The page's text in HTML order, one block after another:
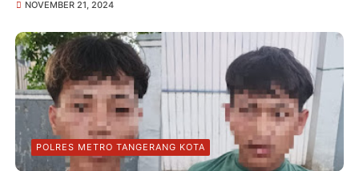
NOVEMBER 21, 2024
POLRES METRO TANGERANG KOTA